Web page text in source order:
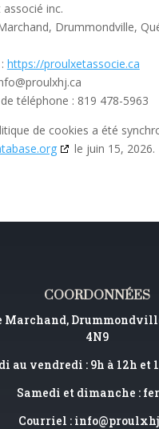
inc.
Drummondville,
https://proulxetassocie.ca
proulxhj.ca
téléphone : 819 478-5963
de cookies a été
le juin 15, 2026.
COORDONNÉES
Marchand,
4N9
au vendredi : 9h à 12h et
Samedi et dimanche :
Courriel :